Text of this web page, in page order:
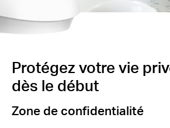
Protégez votre vie
dès le début
Zone de confidentialité